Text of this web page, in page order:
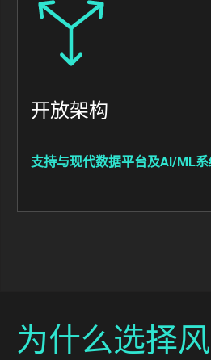
开放架构
支持与现代数据平台及AI/ML
为什么选择风